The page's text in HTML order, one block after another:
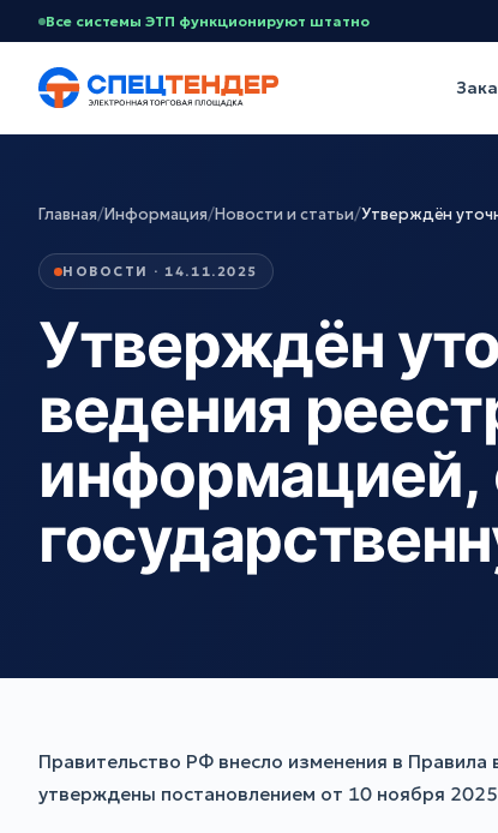
Все системы ЭТП функционируют штатно
Главная/Информация/Новости и статьи/Утверждён
НОВОСТИ · 14.11.2025
Утверждён
ведения
Правительство РФ внесло изменения в
утверждены постановлением от 10 ноября